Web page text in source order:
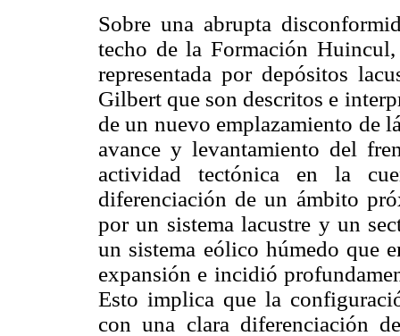
Sobre una abrupta
techo de la Formación
representada por depósitos
Gilbert que son descritos e
de un nuevo emplazamiento de
avance y levantamiento del
actividad tectónica en la
diferenciación de un ámbito
por un sistema lacustre y un
un sistema eólico húmedo que
expansión e incidió
Esto implica que la
con una clara diferenciación